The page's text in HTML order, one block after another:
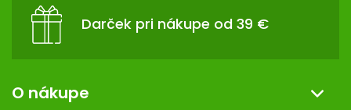
v
y
Darček pri nákupe od 39 €
O nákupe